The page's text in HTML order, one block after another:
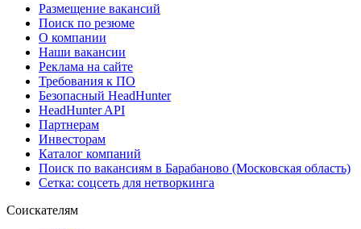
Размещение вакансий
Поиск по резюме
О компании
Наши вакансии
Реклама на сайте
Требования к ПО
Безопасный HeadHunter
HeadHunter API
Партнерам
Инвесторам
Каталог компаний
Поиск по вакансиям в Барабаново (Московская область)
Сетка: соцсеть для нетворкинга
Соискателям